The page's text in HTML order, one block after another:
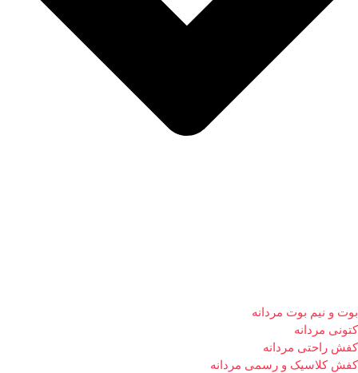
بوت و نیم بوت مردانه
کتونی مردانه
کفش راحتی مردانه
کفش کلاسیک و رسمی مردانه